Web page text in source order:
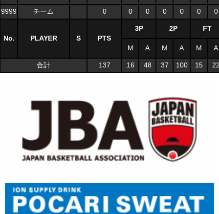
9999
チーム 0 0 0 0 0 0 0
No. PLAYER S PTS
3P 2P FT
M A M A M A
合計 137 16 48 37 100 15